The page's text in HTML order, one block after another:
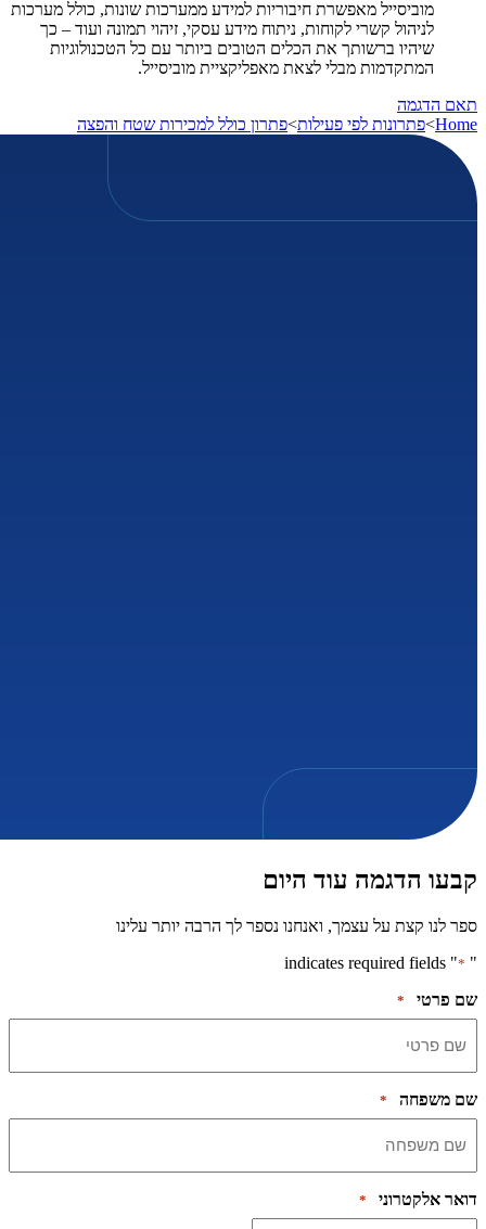
מוביסייל מאפשרת חיבוריות למידע ממערכות שונות, כולל מערכות
לניהול קשרי לקוחות, ניתוח מידע עסקי, זיהוי תמונה ועוד – כך
שיהיו ברשותך את הכלים הטובים ביותר עם כל הטכנולוגיות
המתקדמות מבלי לצאת מאפליקציית מוביסייל.
תאם הדגמה
Home
>פתרונות לפי פעילות>פתרון כולל למכירות שטח והפצה
קבעו הדגמה עוד היום
ספר לנו קצת על עצמך, ואנחנו נספר לך הרבה יותר עלינו
"
*
" indicates required fields
שם פרטי
*
שם משפחה *
דואר אלקטרוני *